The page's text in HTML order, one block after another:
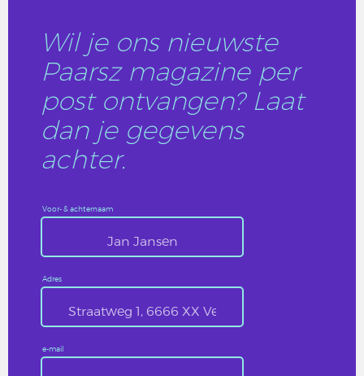
Wil je ons nieuwste
Paarsz magazine per
post ontvangen? Laat
dan je gegevens
achter.
Voor- & achternaam
Adres
e-mail